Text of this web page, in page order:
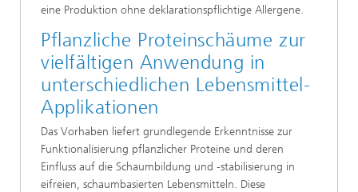
eine Produktion ohne deklarationspflichtige Allergene.
Pflanzliche Proteinschäume zur
vielfältigen Anwendung in
unterschiedlichen Lebensmittel-
Applikationen
Das Vorhaben liefert grundlegende Erkenntnisse zur
Funktionalisierung pflanzlicher Proteine und deren
Einfluss auf die Schaumbildung und -stabilisierung in
eifreien, schaumbasierten Lebensmitteln. Diese